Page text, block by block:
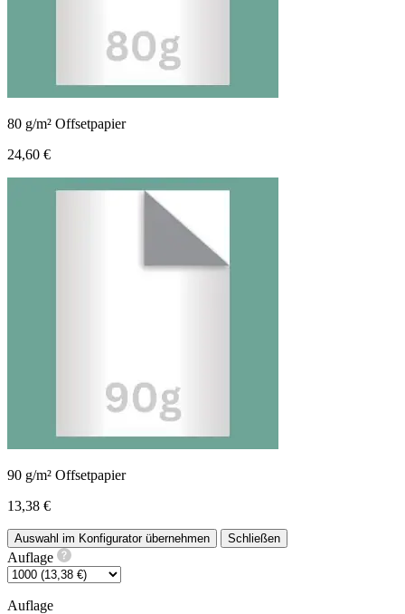
80 g/m² Offsetpapier
24,60 €
90 g/m² Offsetpapier
13,38 €
Auswahl im Konfigurator übernehmen Schließen
Auflage
Auflage